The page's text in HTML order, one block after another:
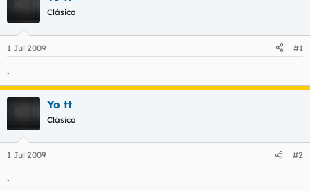
a
d
o
e
l
m
a
e
c
i
Clásico
1 Jul 2009 #1
.
Yo tt
Clásico
1 Jul 2009 #2
.